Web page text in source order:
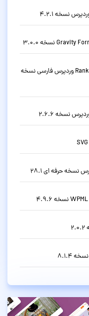
دانلود افزونه سئو حرفه ای رنک مث Rank Math Pro وردپرس فارسی نسخه